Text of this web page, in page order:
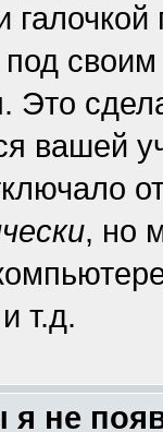
галочкой
под
Это
вашей
, но
т.д.
я не